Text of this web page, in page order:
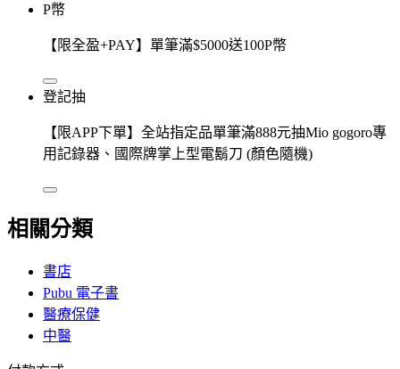
P幣
【限全盈+PAY】單筆滿$5000送100P幣
登記抽
【限APP下單】全站指定品單筆滿888元抽Mio gogoro專
用記錄器、國際牌掌上型電鬍刀 (顏色隨機)
相關分類
書店
Pubu 電子書
醫療保健
中醫